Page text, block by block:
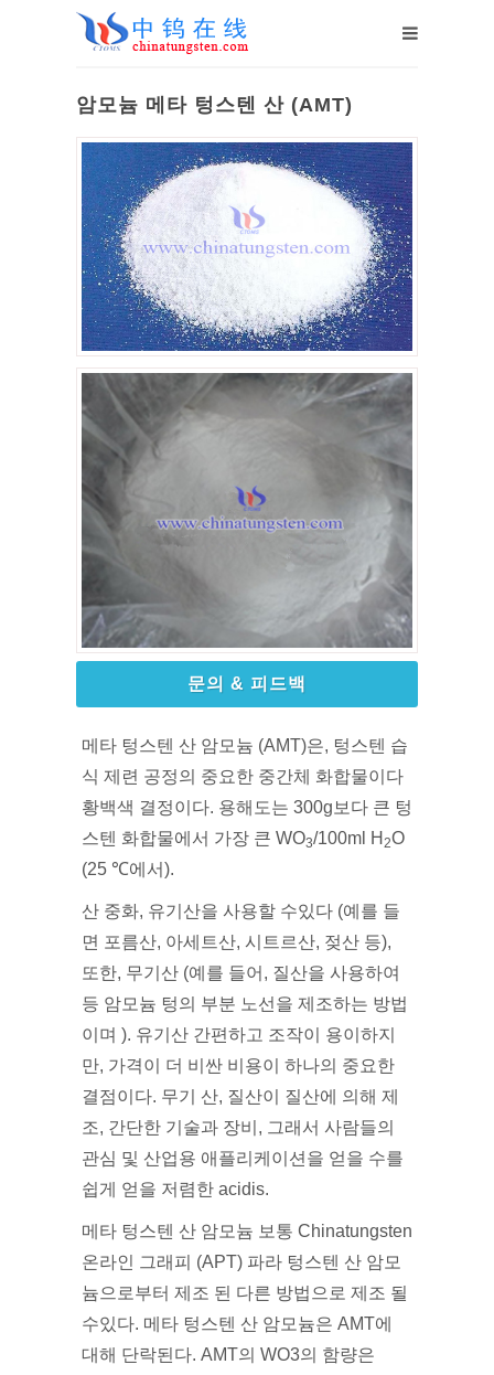
암모늄 메타 텅스텐 산 (AMT)
문의 & 피드백
메타 텅스텐 산 암모늄 (AMT)은, 텅스텐 습
식 제련 공정의 중요한 중간체 화합물이다
황백색 결정이다. 용해도는 300g보다 큰 텅
스텐 화합물에서 가장 큰 WO3/100ml H 2O
(25 ℃에서).
산 중화, 유기산을 사용할 수있다 (예를 들
면 포름산, 아세트산, 시트르산, 젖산 등),
또한, 무기산 (예를 들어, 질산을 사용하여
등 암모늄 텅의 부분 노선을 제조하는 방법
이며 ). 유기산 간편하고 조작이 용이하지
만, 가격이 더 비싼 비용이 하나의 중요한
결점이다. 무기 산, 질산이 질산에 의해 제
조, 간단한 기술과 장비, 그래서 사람들의
관심 및 산업용 애플리케이션을 얻을 수를
쉽게 얻을 저렴한 acidis.
메타 텅스텐 산 암모늄 보통 Chinatungsten
온라인 그래피 (APT) 파라 텅스텐 산 암모
늄으로부터 제조 된 다른 방법으로 제조 될
수있다. 메타 텅스텐 산 암모늄은 AMT에
대해 단락된다. AMT의 WO3의 함량은